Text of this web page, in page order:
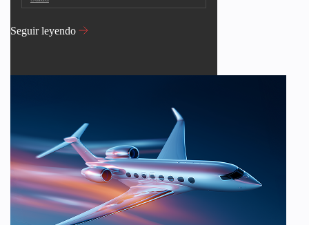
Seguir leyendo